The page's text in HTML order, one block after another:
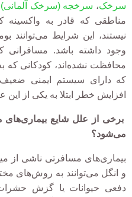
سرخک، سرخجه (سرخک آلمانی)
مناطقی که قادر به واکسینه
نیستند، این شرایط می‌توانند
وجود داشته باشد. مسافرانی
محافظت نشده‌اند، کودکانی که
که دارای سیستم ایمنی
افزایش خطر ابتلا به یکی از این
برخی از علل شایع
می‌شود؟
بیماری‌های مسافرتی ناشی از
و انگل می‌توانند به روش‌های
دفعی حیوانات یا گزش